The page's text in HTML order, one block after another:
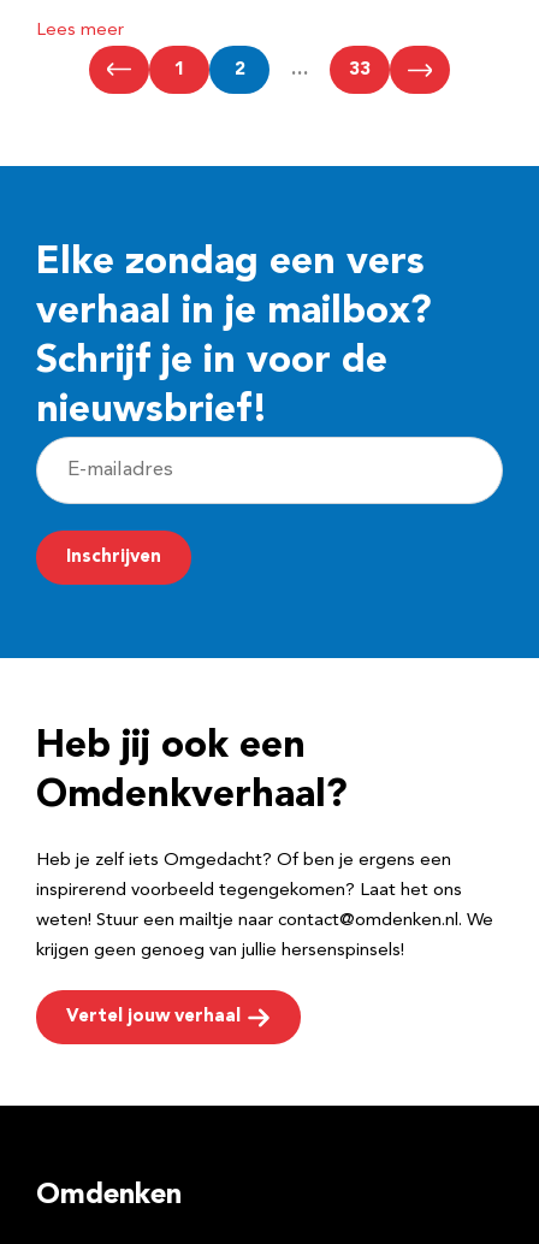
Lees meer
1 2 … 33
Elke zondag een vers
verhaal in je mailbox?
Schrijf je in voor de
nieuwsbrief!
E
-
m
a
r
e
Inschrijven
Heb jij ook een
Omdenkverhaal?
Heb je zelf iets Omgedacht? Of ben je ergens een
inspirerend voorbeeld tegengekomen? Laat het ons
weten! Stuur een mailtje naar contact@omdenken.nl. We
krijgen geen genoeg van jullie hersenspinsels!
Vertel jouw verhaal
Omdenken